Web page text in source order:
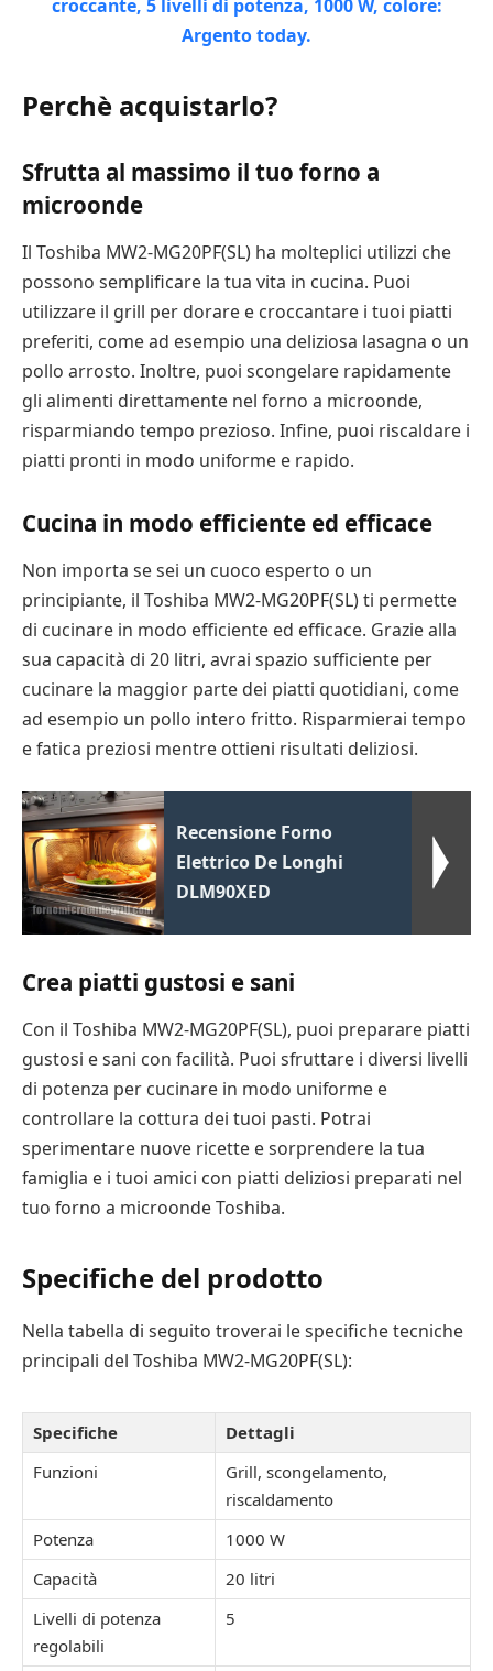
Perchè acquistarlo?
Sfrutta al massimo il tuo forno a
microonde
Il Toshiba MW2-MG20PF(SL) ha molteplici utilizzi che
possono semplificare la tua vita in cucina. Puoi
utilizzare il grill per dorare e croccantare i tuoi piatti
preferiti, come ad esempio una deliziosa lasagna o un
pollo arrosto. Inoltre, puoi scongelare rapidamente
gli alimenti direttamente nel forno a microonde,
risparmiando tempo prezioso. Infine, puoi riscaldare i
piatti pronti in modo uniforme e rapido.
Cucina in modo efficiente ed efficace
Non importa se sei un cuoco esperto o un
principiante, il Toshiba MW2-MG20PF(SL) ti permette
di cucinare in modo efficiente ed efficace. Grazie alla
sua capacità di 20 litri, avrai spazio sufficiente per
cucinare la maggior parte dei piatti quotidiani, come
ad esempio un pollo intero fritto. Risparmierai tempo
e fatica preziosi mentre ottieni risultati deliziosi.
Recensione Forno
Elettrico De Longhi
DLM90XED
Crea piatti gustosi e sani
Con il Toshiba MW2-MG20PF(SL), puoi preparare piatti
gustosi e sani con facilità. Puoi sfruttare i diversi livelli
di potenza per cucinare in modo uniforme e
controllare la cottura dei tuoi pasti. Potrai
sperimentare nuove ricette e sorprendere la tua
famiglia e i tuoi amici con piatti deliziosi preparati nel
tuo forno a microonde Toshiba.
Specifiche del prodotto
Nella tabella di seguito troverai le specifiche tecniche
principali del Toshiba MW2-MG20PF(SL):
Specifiche
Dettagli
Funzioni
Grill, scongelamento,
riscaldamento
Potenza
1000 W
Capacità
20 litri
Livelli di potenza
regolabili
5